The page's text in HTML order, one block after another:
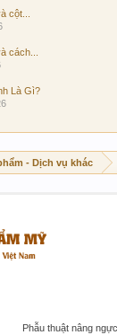
cột...
cách...
Là Gì?
- Dịch vụ khác
Phẫu thuật nâng ngực